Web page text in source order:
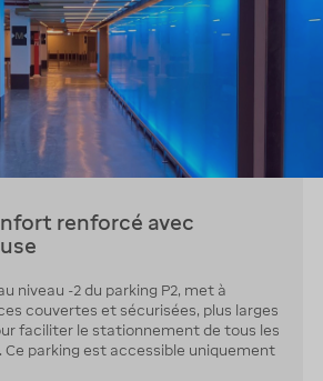
renforcé avec
niveau -2 du parking P2, met à
couvertes et sécurisées, plus larges
faciliter le stationnement de tous les
Ce parking est accessible uniquement